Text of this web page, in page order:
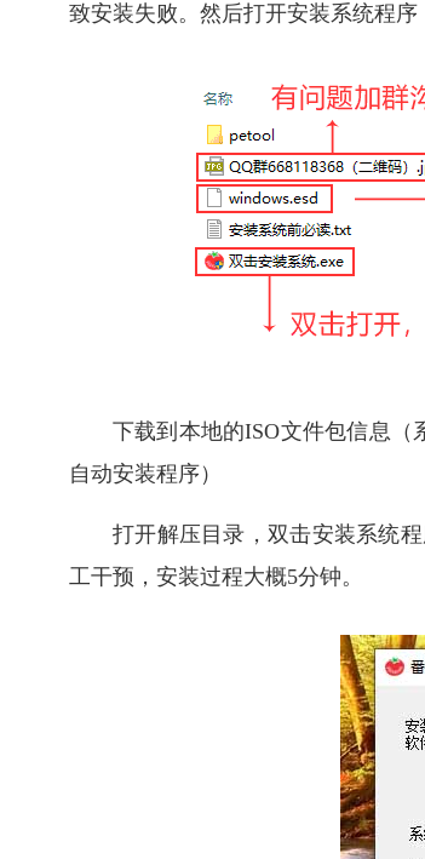
致安装失败。然后打开安装系统程序
下载到本地的ISO文件包信息（
自动安装程序）
打开解压目录，双击安装系统
工干预，安装过程大概5分钟。